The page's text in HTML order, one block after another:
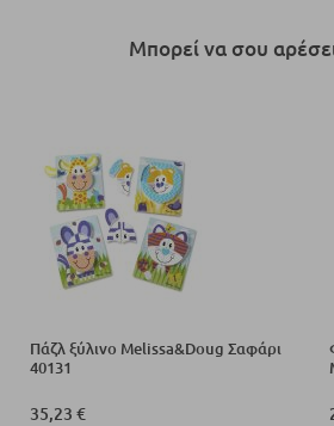
Μπορεί να σου
Πάζλ ξύλινο Melissa&Doug Σαφάρι
40131
35,23 €